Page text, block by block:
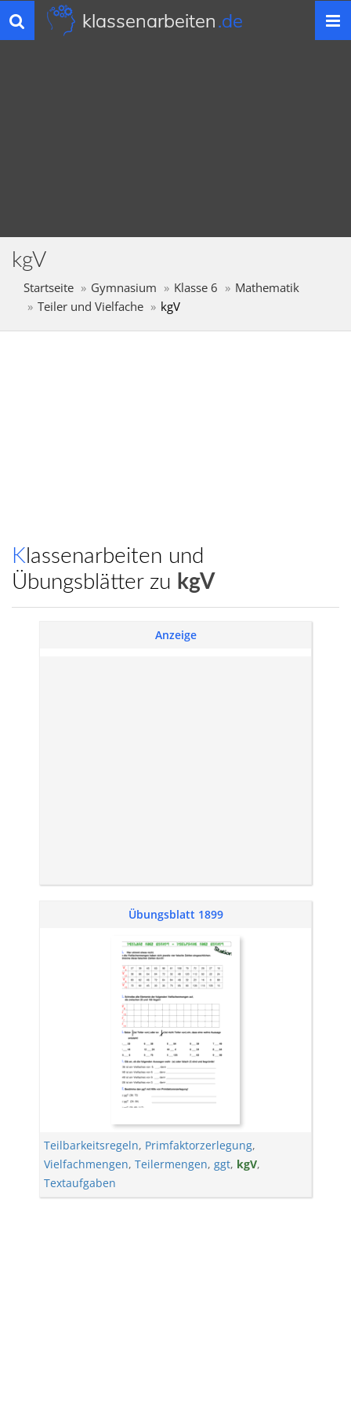
Toggle
navigation
klassenarbeiten.de
kgV
Startseite Gymnasium Klasse 6
Mathematik
Teiler und Vielfache
kgV
Klassenarbeiten und
Übungsblätter zu kgV
Anzeige
Übungsblatt 1899
Teilbarkeitsregeln, Primfaktorzerlegung,
Vielfachmengen, Teilermengen, ggt, kgV,
Textaufgaben